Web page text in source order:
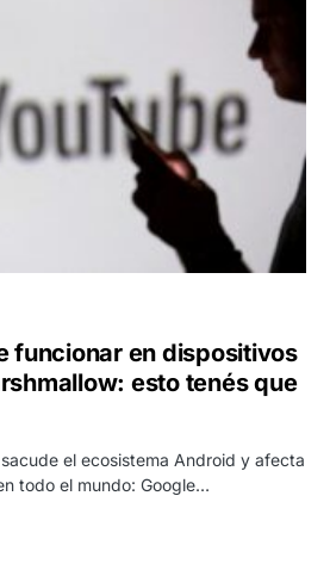
funcionar en dispositivos
esto tenés que
el ecosistema Android y afecta
todo el mundo: Google…